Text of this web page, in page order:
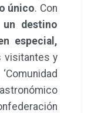
único. Con
un destino
especial,
visitantes y